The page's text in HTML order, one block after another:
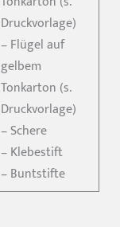
Druckvorlage)
– Flügel auf
gelbem
Tonkarton (s.
Druckvorlage)
– Schere
– Klebestift
– Buntstifte